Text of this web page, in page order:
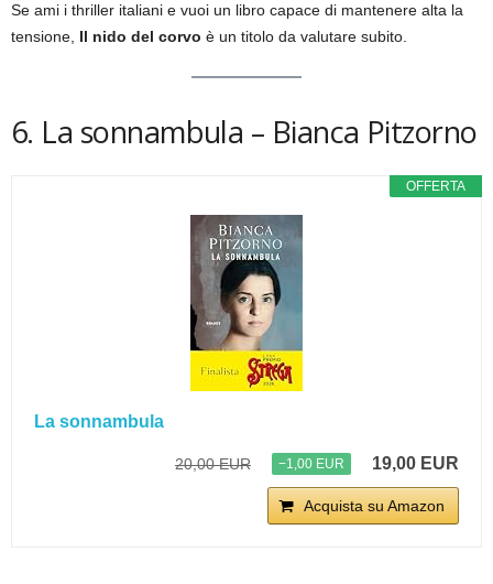
Se ami i thriller italiani e vuoi un libro capace di mantenere alta la
tensione, Il nido del corvo è un titolo da valutare subito.
6. La sonnambula – Bianca Pitzorno
OFFERTA
La sonnambula
20,00 EUR −1,00 EUR 19,00 EUR
Acquista su Amazon